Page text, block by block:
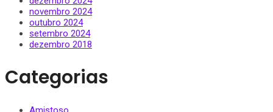
novembro 2024
outubro 2024
setembro 2024
dezembro 2018
Categorias